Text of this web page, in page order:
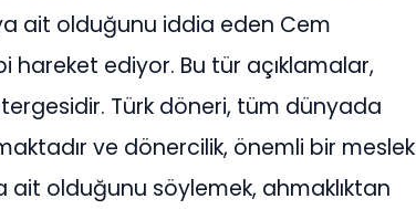
ait olduğunu iddia eden Cem
hareket ediyor. Bu tür açıklamalar,
Türk döneri, tüm dünyada
ve dönercilik, önemli bir meslek
ait olduğunu söylemek, ahmaklıktan